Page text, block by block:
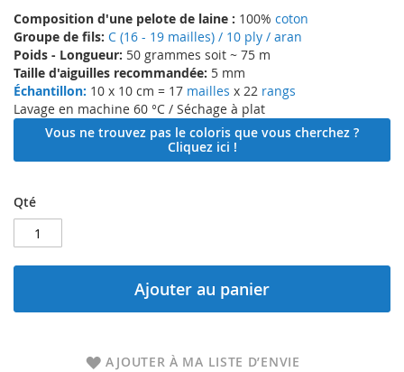
Composition d'une pelote de laine : 100% coton
Groupe de fils: C (16 - 19 mailles) / 10 ply / aran
Poids - Longueur: 50 grammes soit ~ 75 m
Taille d'aiguilles recommandée: 5 mm
Échantillon: 10 x 10 cm = 17 mailles x 22 rangs
Lavage en machine 60 °C / Séchage à plat
Vous ne trouvez pas le coloris que vous cherchez ?
Cliquez ici !
Qté
Ajouter au panier
AJOUTER À MA LISTE D’ENVIE
gallery